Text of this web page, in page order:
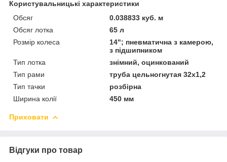
Користувальницькі характеристики
Обсяг
0.038833 куб. м
Обсяг лотка
65 л
Розмір колеса
14"; пневматична з камерою,
з підшипником
Тип лотка
знімний, оцинкований
Тип рами
труба цельногнутая 32x1,2
Тип тачки
розбірна
Ширина колії
450 мм
Приховати
Відгуки про товар